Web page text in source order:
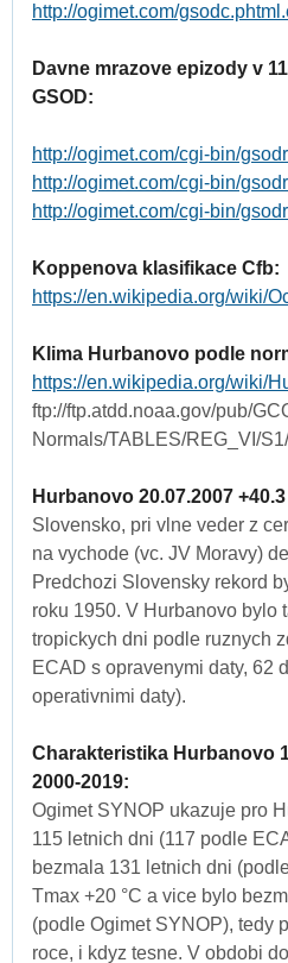
http://ogimet.com/
Davne mrazove epizody v
GSOD:
http://ogimet.com/cgi-bin/
http://ogimet.com/cgi-bin/
http://ogimet.com/cgi-bin/
Koppenova klasifikace Cfb:
https://en.wikipedia.org/wiki/
Klima Hurbanovo podle
https://en.wikipedia.org/wiki/
ftp://ftp.atdd.noaa.gov/pub/
Normals/TABLES/REG_VI/
Hurbanovo 20.07.2007 +40.3
Slovensko, pri vlne veder z
na vychode (vc. JV Moravy)
Predchozi Slovensky rekord
roku 1950. V Hurbanovo bylo
tropickych dni podle ruznych
ECAD s opravenymi daty, 62
operativnimi daty).
Charakteristika Hurbanovo
2000-2019:
Ogimet SYNOP ukazuje pro
115 letnich dni (117 podle
bezmala 131 letnich dni
Tmax +20 °C a vice bylo
(podle Ogimet SYNOP), tedy
roce, i kdyz tesne. V obdobi